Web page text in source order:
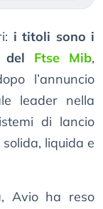
i titoli sono i
del Ftse Mib,
l’annuncio
leader nella
di lancio
liquida e
Avio ha reso